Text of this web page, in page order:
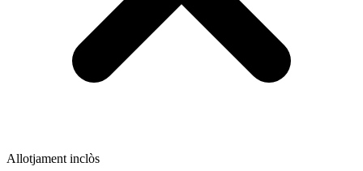
Allotjament inclòs